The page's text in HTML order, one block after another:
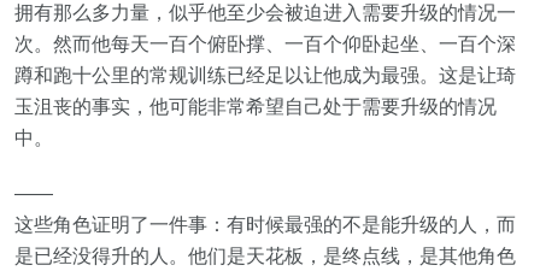
拥有那么多力量，似乎他至少会被迫进入需要升级的情况一
次。然而他每天一百个俯卧撑、一百个仰卧起坐、一百个深
蹲和跑十公里的常规训练已经足以让他成为最强。这是让琦
玉沮丧的事实，他可能非常希望自己处于需要升级的情况
中。
——
这些角色证明了一件事：有时候最强的不是能升级的人，而
是已经没得升的人。他们是天花板，是终点线，是其他角色